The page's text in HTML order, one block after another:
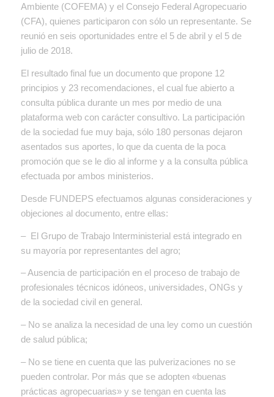
Ambiente (COFEMA) y el Consejo Federal Agropecuario
(CFA), quienes participaron con sólo un representante. Se
reunió en seis oportunidades entre el 5 de abril y el 5 de
julio de 2018.
El resultado final fue un documento que propone 12
principios y 23 recomendaciones, el cual fue abierto a
consulta pública durante un mes por medio de una
plataforma web con carácter consultivo. La participación
de la sociedad fue muy baja, sólo 180 personas dejaron
asentados sus aportes, lo que da cuenta de la poca
promoción que se le dio al informe y a la consulta pública
efectuada por ambos ministerios.
Desde FUNDEPS efectuamos algunas consideraciones y
objeciones al documento, entre ellas:
– El Grupo de Trabajo Interministerial está integrado en
su mayoría por representantes del agro;
– Ausencia de participación en el proceso de trabajo de
profesionales técnicos idóneos, universidades, ONGs y
de la sociedad civil en general.
– No se analiza la necesidad de una ley como un cuestión
de salud pública;
– No se tiene en cuenta que las pulverizaciones no se
pueden controlar. Por más que se adopten «buenas
prácticas agropecuarias» y se tengan en cuenta las